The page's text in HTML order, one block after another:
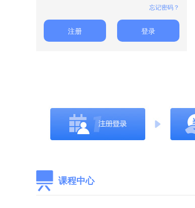
忘记密码？
注册 登录
课程中心